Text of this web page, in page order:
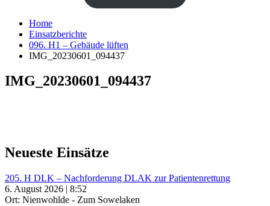
Home
Einsatzberichte
096. H1 – Gebäude lüften
IMG_20230601_094437
IMG_20230601_094437
Neueste Einsätze
205. H DLK – Nachforderung DLAK zur Patientenrettung
6. August 2026 | 8:52
Ort: Nienwohlde - Zum Sowelaken